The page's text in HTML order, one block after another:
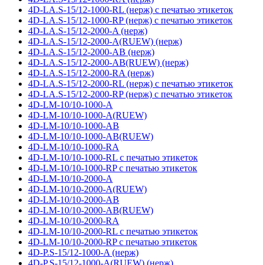
4D-LA.S-15/12-1000-RL (нерж) с печатью этикеток
4D-LA.S-15/12-1000-RP (нерж) с печатью этикеток
4D-LA.S-15/12-2000-A (нерж)
4D-LA.S-15/12-2000-A(RUEW) (нерж)
4D-LA.S-15/12-2000-AB (нерж)
4D-LA.S-15/12-2000-AB(RUEW) (нерж)
4D-LA.S-15/12-2000-RA (нерж)
4D-LA.S-15/12-2000-RL (нерж) с печатью этикеток
4D-LA.S-15/12-2000-RP (нерж) с печатью этикеток
4D-LM-10/10-1000-A
4D-LM-10/10-1000-A(RUEW)
4D-LM-10/10-1000-AB
4D-LM-10/10-1000-AB(RUEW)
4D-LM-10/10-1000-RA
4D-LM-10/10-1000-RL с печатью этикеток
4D-LM-10/10-1000-RP с печатью этикеток
4D-LM-10/10-2000-A
4D-LM-10/10-2000-A(RUEW)
4D-LM-10/10-2000-AB
4D-LM-10/10-2000-AB(RUEW)
4D-LM-10/10-2000-RA
4D-LM-10/10-2000-RL с печатью этикеток
4D-LM-10/10-2000-RP с печатью этикеток
4D-P.S-15/12-1000-A (нерж)